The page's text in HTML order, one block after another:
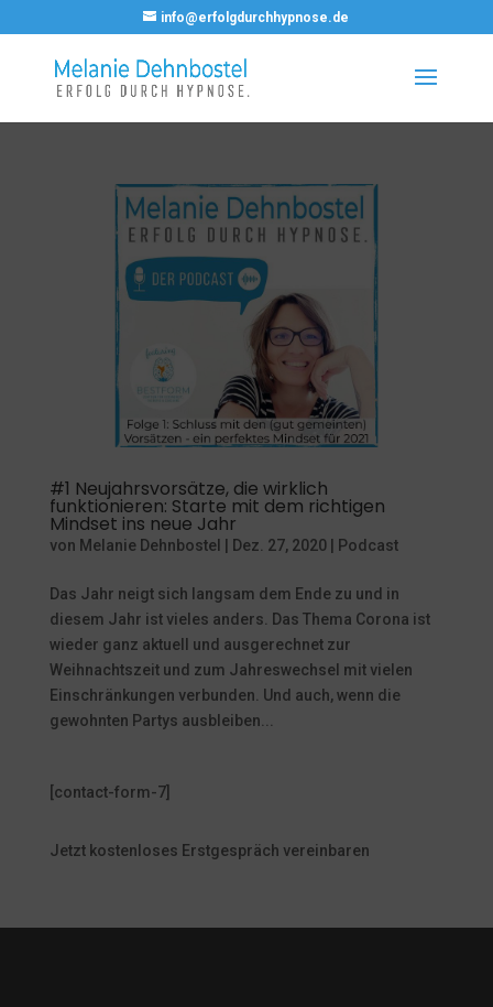
info@erfolgdurchhypnose.de
#1 Neujahrsvorsätze, die wirklich
funktionieren: Starte mit dem richtigen
Mindset ins neue Jahr
von Melanie Dehnbostel Dez. 27, 2020| Podcast
Das Jahr neigt sich langsam dem Ende zu und in
diesem Jahr ist vieles anders. Das Thema Corona ist
wieder ganz aktuell und ausgerechnet zur
Weihnachtszeit und zum Jahreswechsel mit vielen
Einschränkungen verbunden. Und auch, wenn die
gewohnten Partys ausbleiben...
[contact-form-7]
Jetzt kostenloses Erstgespräch vereinbaren